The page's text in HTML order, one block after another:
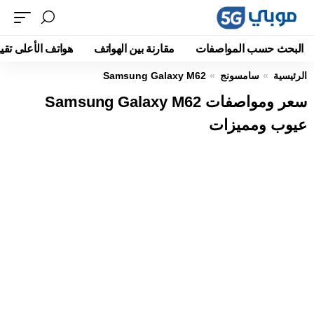
البحث حسب المواصفات مقارنة بين الهواتف هواتف الأعلى
الرئيسية سامسونج Samsung Galaxy M62
سعر ومواصفات Samsung Galaxy M62
عيوب ومميزات